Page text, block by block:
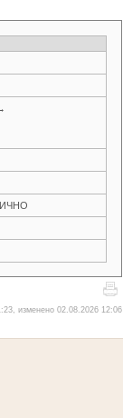
изменено 02.08.2026 12:06